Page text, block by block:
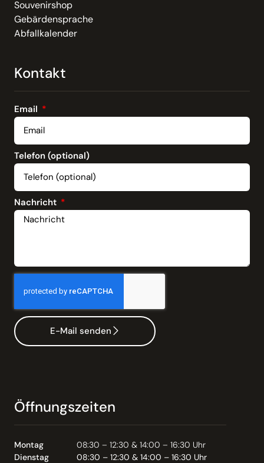
Souvenirshop
Gebärdensprache
Abfallkalender
Kontakt
Email
Telefon (optional)
Nachricht
E-Mail senden
Öffnungszeiten
Montag
08:30 – 12:30 & 14:00 – 16:30 Uhr
Dienstag
08:30 – 12:30 & 14:00 – 16:30 Uhr